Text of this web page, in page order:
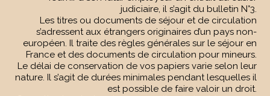
judiciaire, il s’agit du bulletin N°3.
Les titres ou documents de séjour et de circulation
s’adressent aux étrangers originaires d’un pays non-
européen. Il traite des règles générales sur le séjour en
France et des documents de circulation pour mineurs.
Le délai de conservation de vos papiers varie selon leur
nature. Il s’agit de durées minimales pendant lesquelles il
est possible de faire valoir un droit.